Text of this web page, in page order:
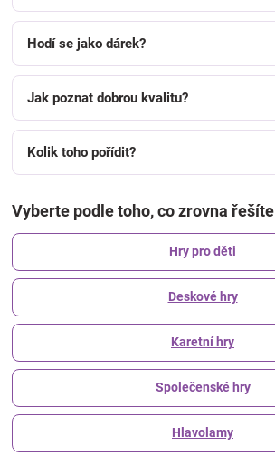
Hodí se jako dárek?
Jak poznat dobrou kvalitu?
Kolik toho pořídit?
Vyberte podle toho, co zrovna řešíte
Hry pro děti
Deskové hry
Karetní hry
Společenské hry
Hlavolamy